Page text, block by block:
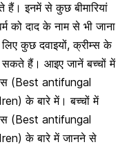
हैं। इनमें से कुछ बीमारियां
को दाद के नाम से भी जाना
कुछ दवाइयों, क्रीम्स के
हैं। आइए जानें बच्चों में
(Best antifungal
) के बारे में। बच्चों में
(Best antifungal
के बारे में जानने से